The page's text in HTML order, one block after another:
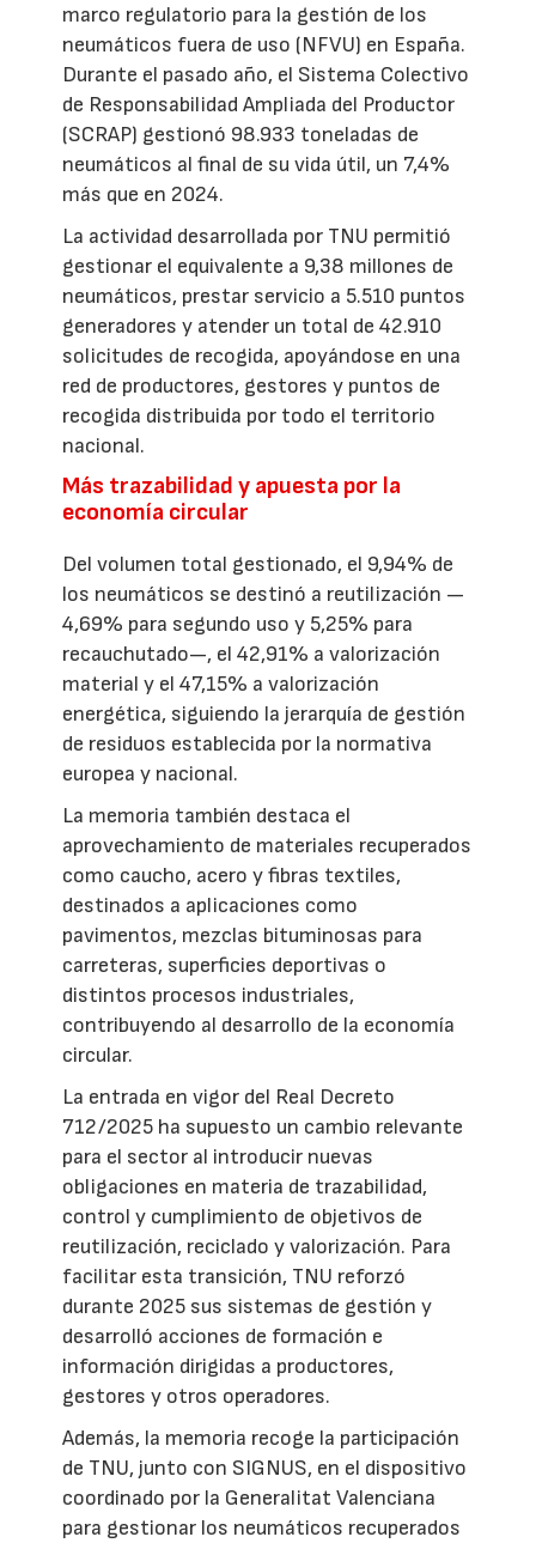
marco regulatorio para la gestión de los
neumáticos fuera de uso (NFVU) en España.
Durante el pasado año, el Sistema Colectivo
de Responsabilidad Ampliada del Productor
(SCRAP) gestionó 98.933 toneladas de
neumáticos al final de su vida útil, un 7,4%
más que en 2024.
La actividad desarrollada por TNU permitió
gestionar el equivalente a 9,38 millones de
neumáticos, prestar servicio a 5.510 puntos
generadores y atender un total de 42.910
solicitudes de recogida, apoyándose en una
red de productores, gestores y puntos de
recogida distribuida por todo el territorio
nacional.
Más trazabilidad y apuesta por la
economía circular
Del volumen total gestionado, el 9,94% de
los neumáticos se destinó a reutilización —
4,69% para segundo uso y 5,25% para
recauchutado—, el 42,91% a valorización
material y el 47,15% a valorización
energética, siguiendo la jerarquía de gestión
de residuos establecida por la normativa
europea y nacional.
La memoria también destaca el
aprovechamiento de materiales recuperados
como caucho, acero y fibras textiles,
destinados a aplicaciones como
pavimentos, mezclas bituminosas para
carreteras, superficies deportivas o
distintos procesos industriales,
contribuyendo al desarrollo de la economía
circular.
La entrada en vigor del Real Decreto
712/2025 ha supuesto un cambio relevante
para el sector al introducir nuevas
obligaciones en materia de trazabilidad,
control y cumplimiento de objetivos de
reutilización, reciclado y valorización. Para
facilitar esta transición, TNU reforzó
durante 2025 sus sistemas de gestión y
desarrolló acciones de formación e
información dirigidas a productores,
gestores y otros operadores.
Además, la memoria recoge la participación
de TNU, junto con SIGNUS, en el dispositivo
coordinado por la Generalitat Valenciana
para gestionar los neumáticos recuperados